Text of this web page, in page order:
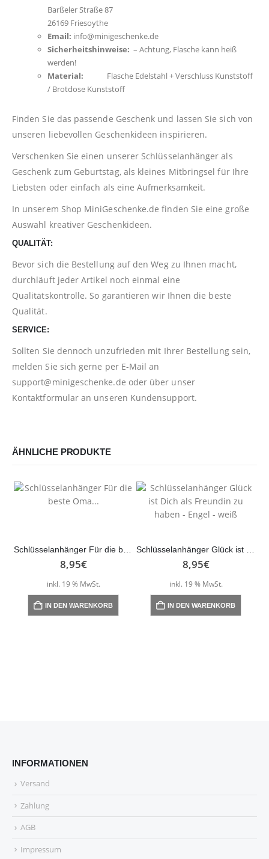
Barßeler Straße 87
26169 Friesoythe
Email: info@minigeschenke.de
Sicherheitshinweise: – Achtung, Flasche kann heiß
werden!
Material: Flasche Edelstahl + Verschluss Kunststoff
/ Brotdose Kunststoff
Finden Sie das passende Geschenk und lassen Sie sich von
unseren liebevollen Geschenkideen inspirieren.
Verschenken Sie einen unserer Schlüsselanhänger als
Geschenk zum Geburtstag, als kleines Mitbringsel für Ihre
Liebsten oder einfach als eine Aufmerksamkeit.
In unserem Shop MiniGeschenke.de finden Sie eine große
Auswahl kreativer Geschenkideen.
QUALITÄT:
Bevor sich die Bestellung auf den Weg zu Ihnen macht,
durchläuft jeder Artikel noch einmal eine
Qualitätskontrolle. So garantieren wir Ihnen die beste
Qualität.
SERVICE:
Sollten Sie dennoch unzufrieden mit Ihrer Bestellung sein,
melden Sie sich gerne per E-Mail an
support@minigeschenke.de oder über unser
Kontaktformular an unseren Kundensupport.
ÄHNLICHE PRODUKTE
Schlüsselanhänger Für die beste Oma…
8,95€
inkl. 19 % MwSt.
IN DEN WARENKORB
Schlüsselanhänger Glück ist Dich als Freundin zu haben – Engel – weiß
8,95€
inkl. 19 % MwSt.
IN DEN WARENKORB
INFORMATIONEN
Versand
Zahlung
AGB
Impressum